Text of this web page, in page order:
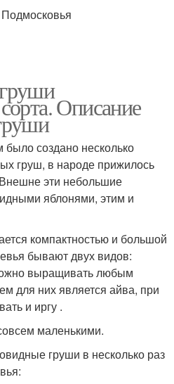
Описание
создано несколько
груш, в народе прижилось
эти небольшие
яблонями, этим и
компактностью и большой
бывают двух видов:
выращивать любым
для них является айва, при
и иргу .
маленькими.
груши в несколько раз